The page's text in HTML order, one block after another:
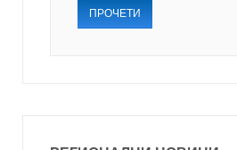
ПРОЧЕТИ